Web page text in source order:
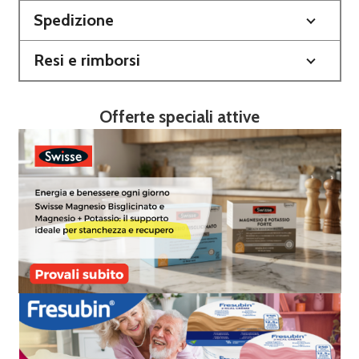
Spedizione
Resi e rimborsi
Offerte speciali attive